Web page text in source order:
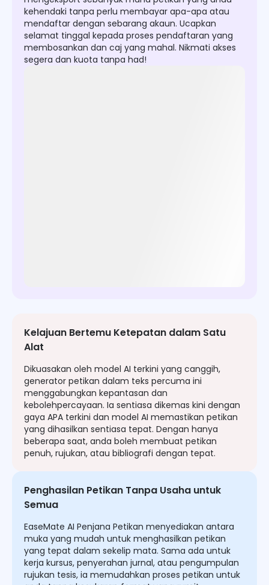
kehendaki tanpa perlu membayar apa-apa atau
mendaftar dengan sebarang akaun. Ucapkan
selamat tinggal kepada proses pendaftaran yang
membosankan dan caj yang mahal. Nikmati akses
segera dan kuota tanpa had!
Kelajuan Bertemu Ketepatan dalam Satu
Alat
Dikuasakan oleh model AI terkini yang canggih,
generator petikan dalam teks percuma ini
menggabungkan kepantasan dan
kebolehpercayaan. Ia sentiasa dikemas kini dengan
gaya APA terkini dan model AI memastikan petikan
yang dihasilkan sentiasa tepat. Dengan hanya
beberapa saat, anda boleh membuat petikan
penuh, rujukan, atau bibliografi dengan tepat.
Penghasilan Petikan Tanpa Usaha untuk
Semua
EaseMate AI Penjana Petikan menyediakan antara
muka yang mudah untuk menghasilkan petikan
yang tepat dalam sekelip mata. Sama ada untuk
kerja kursus, penyerahan jurnal, atau pengumpulan
rujukan tesis, ia memudahkan proses petikan untuk